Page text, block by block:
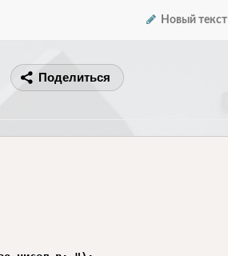
Новый текст
Поделиться